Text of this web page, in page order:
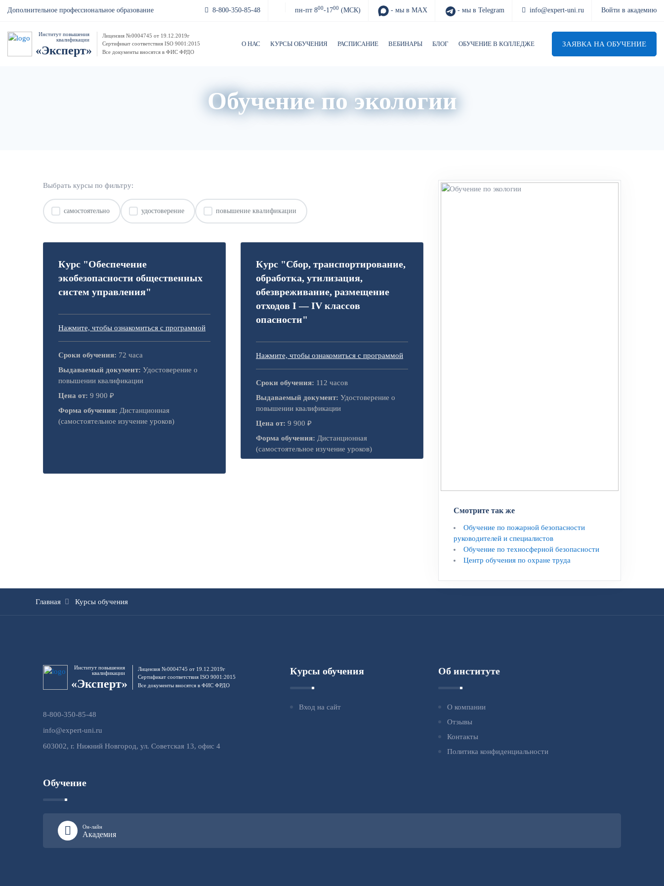
Дополнительное профессиональное образование 8-800-350-85-48 пн-пт 800-1700 (МСК) - мы в MAX - мы в Telegram info@expert-uni.ru Войти в академию
Институт повышения
квалификации
«Эксперт»
Лицензия №0004745 от 19.12.2019г
Сертификат соответствия ISO 9001:2015
Все документы вносятся в ФИС ФРДО
О НАС КУРСЫ ОБУЧЕНИЯ РАСПИСАНИЕ ВЕБИНАРЫ БЛОГ ОБУЧЕНИЕ В КОЛЛЕДЖЕ ЗАЯВКА НА ОБУЧЕНИЕ
Обучение по экологии
Выбрать курсы по фильтру:
самостоятельно удостоверение повышение квалификации
Курс "Обеспечение
экобезопасности общественных
систем управления"
Нажмите, чтобы ознакомиться с программой
Сроки обучения: 72 часа
Выдаваемый документ: Удостоверение о
повышении квалификации
Цена от: 9 900 ₽
Форма обучения: Дистанционная
(самостоятельное изучение уроков)
Курс "Сбор, транспортирование,
обработка, утилизация,
обезвреживание, размещение
отходов I — IV классов
опасности"
Нажмите, чтобы ознакомиться с программой
Сроки обучения: 112 часов
Выдаваемый документ: Удостоверение о
повышении квалификации
Цена от: 9 900 ₽
Форма обучения: Дистанционная
(самостоятельное изучение уроков)
Смотрите так же
Обучение по пожарной безопасности
руководителей и специалистов
Обучение по техносферной безопасности
Центр обучения по охране труда
Главная Курсы обучения
Институт повышения
квалификации
«Эксперт»
Лицензия №0004745 от 19.12.2019г
Сертификат соответствия ISO 9001:2015
Все документы вносятся в ФИС ФРДО
8-800-350-85-48
info@expert-uni.ru
603002, г. Нижний Новгород, ул. Советская 13, офис 4
Курсы обучения
Вход на сайт
Об институте
О компании
Отзывы
Контакты
Политика конфиденциальности
Обучение
Он-лайн
Академия